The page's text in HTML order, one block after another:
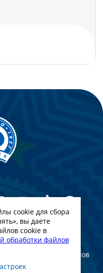
Минск. 2022
материалов
ФК Динамо Минск
cookie для сбора
вы даете
cookie в
обработки файлов